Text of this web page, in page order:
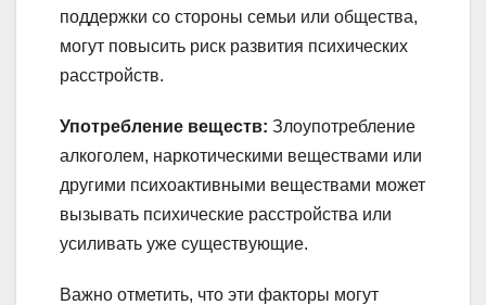
поддержки со стороны семьи или общества,
могут повысить риск развития психических
расстройств.
Употребление веществ: Злоупотребление
алкоголем, наркотическими веществами или
другими психоактивными веществами может
вызывать психические расстройства или
усиливать уже существующие.
Важно отметить, что эти факторы могут